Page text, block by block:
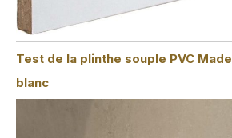
Test de la plinthe souple PVC
blanc